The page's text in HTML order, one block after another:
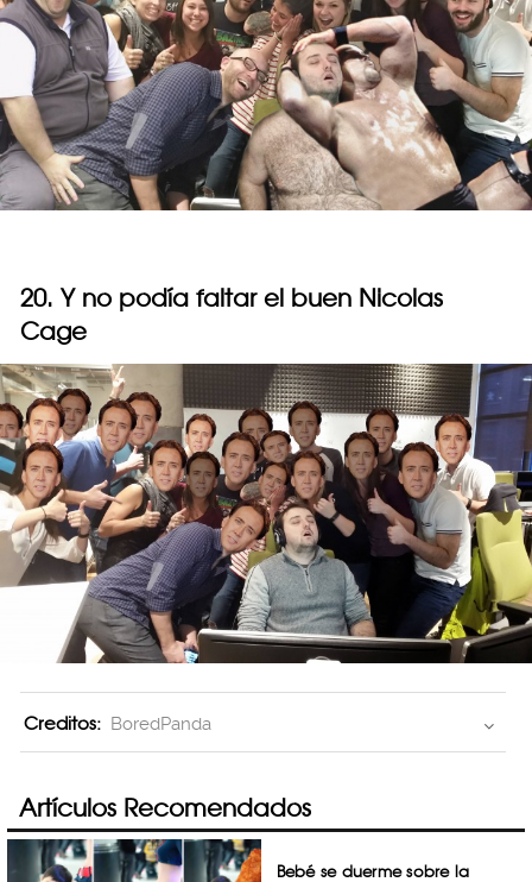
20. Y no podía faltar el buen Nicolas
Cage
Creditos: BoredPanda
Artículos Recomendados
Bebé se duerme sobre la